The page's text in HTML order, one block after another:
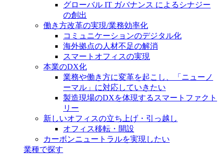
グローバル IT ガバナンス によるシナジー
の創出
働き方改革の実現/業務効率化
コミュニケーションのデジタル化
海外拠点の人材不足の解消
スマートオフィスの実現
本業のDX化
業務や働き方に変革を起こし、「ニューノ
ーマル」に対応していきたい
製造現場のDXを体現するスマートファクト
リー
新しいオフィスの立ち上げ・引っ越し
オフィス移転・開設
カーボンニュートラルを実現したい
業種で探す